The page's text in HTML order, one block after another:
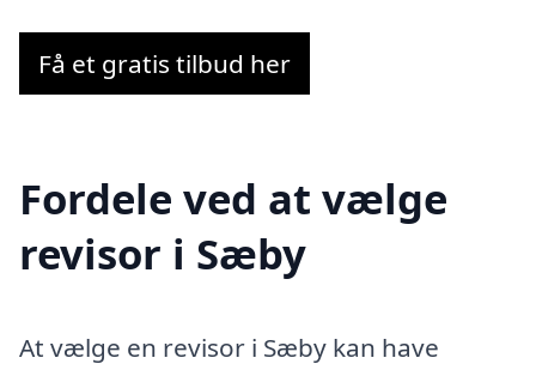
Få et gratis tilbud her
Fordele ved at vælge
revisor i Sæby
At vælge en revisor i Sæby kan have